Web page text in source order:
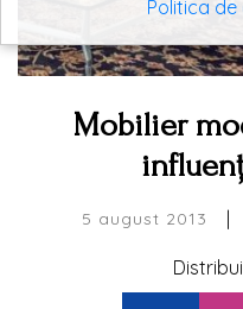
Mobilier
5 august 2013 |
Politica